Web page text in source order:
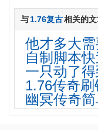
与1.76复古相关的文
他才多大
自制脚本
一只动了
1.76传奇
幽冥传奇